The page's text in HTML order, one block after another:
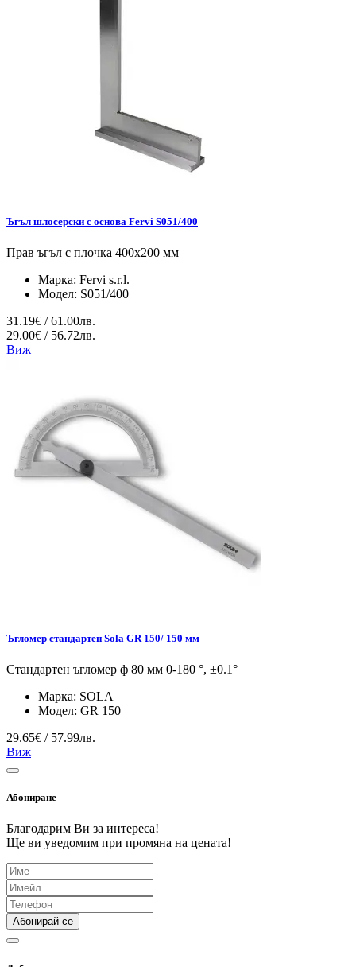
Ъгъл шлосерски с основа Fervi S051/400
Прав ъгъл с плочка 400х200 мм
Марка: Fervi s.r.l.
Модел: S051/400
31.19€ / 61.00лв.
29.00€ / 56.72лв.
Виж
Ъгломер стандартен Sola GR 150/ 150 мм
Стандартен ъгломер ф 80 мм 0-180 °, ±0.1°
Марка: SOLA
Модел: GR 150
29.65€ / 57.99лв.
Виж
Абониране
Благодарим Ви за интереса!
Ще ви уведомим при промяна на цената!
Абонирай се